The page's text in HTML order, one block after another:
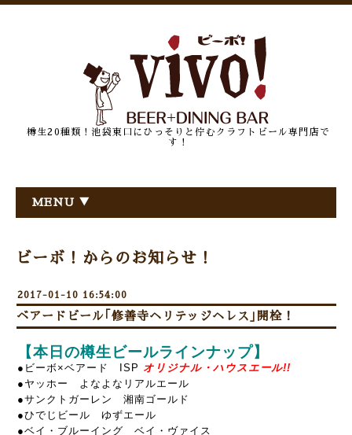
樽生20種類！池袋東口にひっそりと佇むクラフトビール専門店で
す！
MENU ▼
ビーボ！からのお知らせ！
2017-01-10 16:54:00
ベアードビール｢修善寺ヘリテッジヘレス｣開栓！
【本日の樽生ビールラインナップ】
● ビーボ×ベアード ISP オリジナル・ハウスエール!!
●ヤッホー よなよなリアルエール
●サンクトガーレン 湘南ゴールド
●ひでじビール ゆずエール
●ベイ・ブルーイング ベイ・ヴァイス